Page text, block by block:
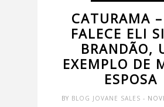
CATURAMA
FALECE ELI
BRANDÃO,
EXEMPLO DE
ESPOSA
BY BLOG JOVANE SALES-